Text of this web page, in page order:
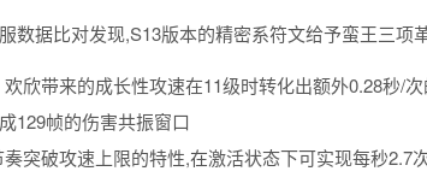
数据比对发现,S13版本的精密系符文给予蛮王三项
欣带来的成长性攻速在11级时转化出额外0.28秒/
129帧的伤害共振窗口
突破攻速上限的特性,在激活状态下可实现每秒2.7